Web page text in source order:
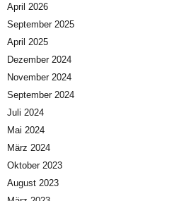
April 2026
September 2025
April 2025
Dezember 2024
November 2024
September 2024
Juli 2024
Mai 2024
März 2024
Oktober 2023
August 2023